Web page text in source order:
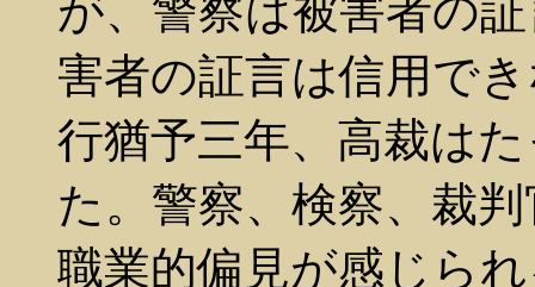
が、警察は被害者の
害者の証言は信用で
行猶予三年、高裁は
た。警察、検察、裁
職業的偏見が感じら